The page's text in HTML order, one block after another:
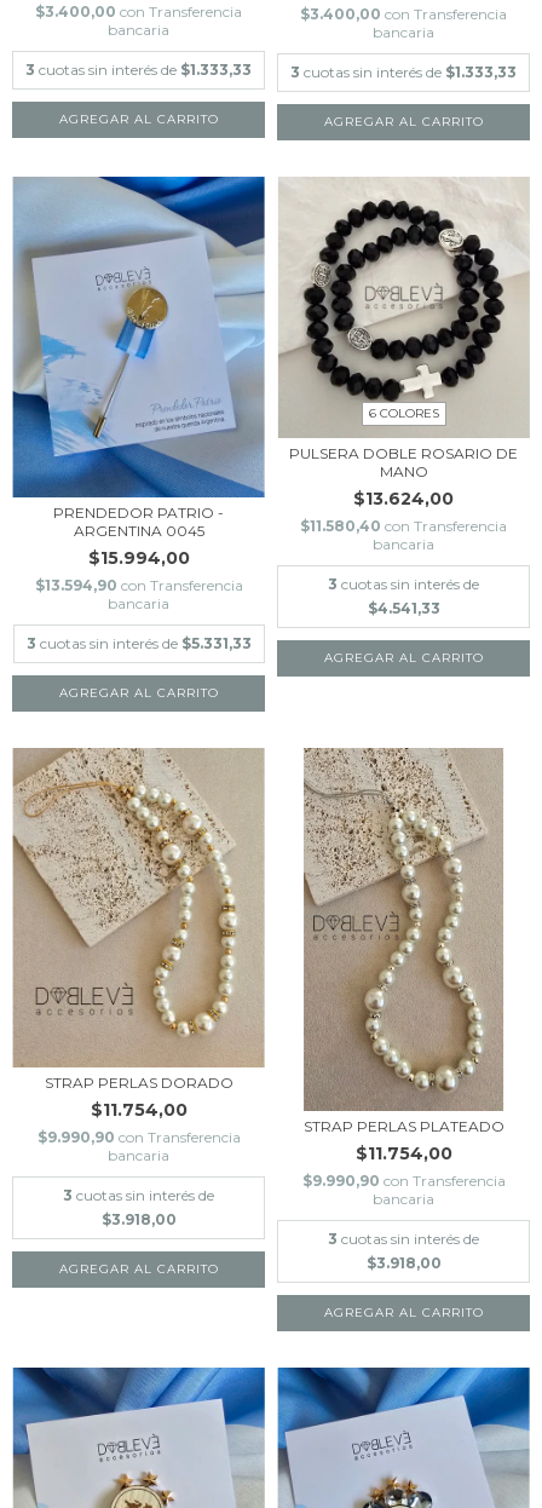
$3.400,00 con Transferencia
bancaria
3 cuotas sin interés de $1.333,33
$3.400,00 con Transferencia
bancaria
3 cuotas sin interés de $1.333,33
PRENDEDOR PATRIO -
ARGENTINA 0045
$15.994,00
$13.594,90 con Transferencia
bancaria
3 cuotas sin interés de $5.331,33
6 COLORES
PULSERA DOBLE ROSARIO DE
MANO
$13.624,00
$11.580,40 con Transferencia
bancaria
3 cuotas sin interés de
$4.541,33
AGREGAR AL CARRITO
STRAP PERLAS DORADO
$11.754,00
$9.990,90 con Transferencia
bancaria
3 cuotas sin interés de
$3.918,00
STRAP PERLAS PLATEADO
$11.754,00
$9.990,90 con Transferencia
bancaria
3 cuotas sin interés de
$3.918,00